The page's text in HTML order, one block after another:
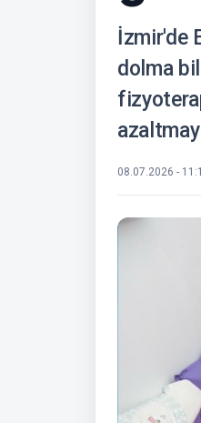
İzmir'de
dolma
08.07.2026 -